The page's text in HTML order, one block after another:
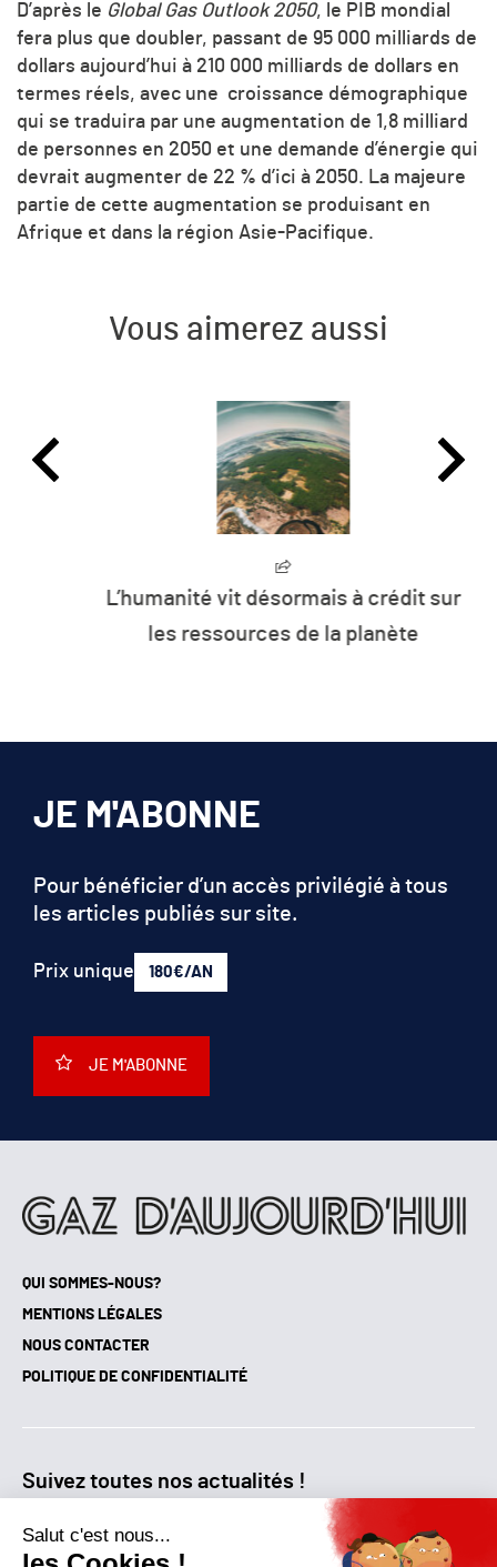
D’après le Global Gas Outlook 2050, le PIB mondial
fera plus que doubler, passant de 95 000 milliards de
dollars aujourd’hui à 210 000 milliards de dollars en
termes réels, avec une croissance démographique
qui se traduira par une augmentation de 1,8 milliard
de personnes en 2050 et une demande d’énergie qui
devrait augmenter de 22 % d’ici à 2050. La majeure
partie de cette augmentation se produisant en
Afrique et dans la région Asie-Pacifique.
Vous aimerez aussi
L’humanité vit désormais à crédit sur
les ressources de la planète
MENTIONS LÉGALES
NOUS CONTACTER
POLITIQUE DE CONFIDENTIALITÉ
les articles publiés sur site.